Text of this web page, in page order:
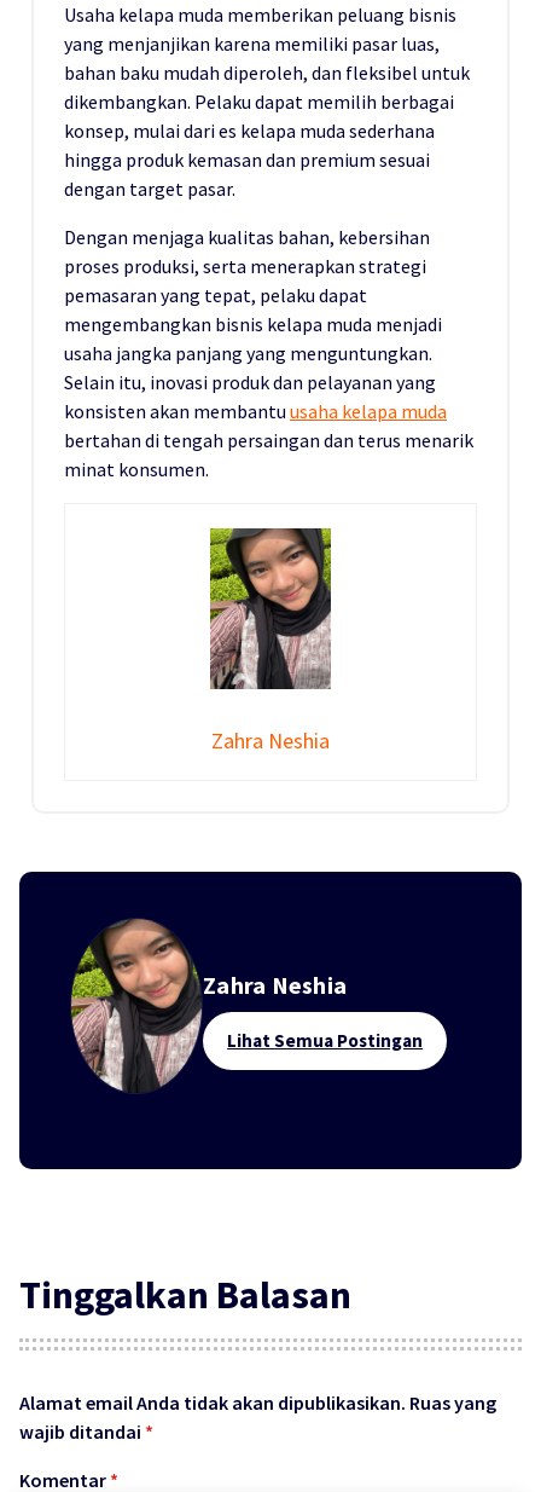
Usaha kelapa muda memberikan peluang bisnis
yang menjanjikan karena memiliki pasar luas,
bahan baku mudah diperoleh, dan fleksibel untuk
dikembangkan. Pelaku dapat memilih berbagai
konsep, mulai dari es kelapa muda sederhana
hingga produk kemasan dan premium sesuai
dengan target pasar.
Dengan menjaga kualitas bahan, kebersihan
proses produksi, serta menerapkan strategi
pemasaran yang tepat, pelaku dapat
mengembangkan bisnis kelapa muda menjadi
usaha jangka panjang yang menguntungkan.
Selain itu, inovasi produk dan pelayanan yang
konsisten akan membantu usaha kelapa muda
bertahan di tengah persaingan dan terus menarik
minat konsumen.
Zahra Neshia
Zahra Neshia
Lihat Semua Postingan
Tinggalkan Balasan
Alamat email Anda tidak akan dipublikasikan. Ruas yang
wajib ditandai *
Komentar *